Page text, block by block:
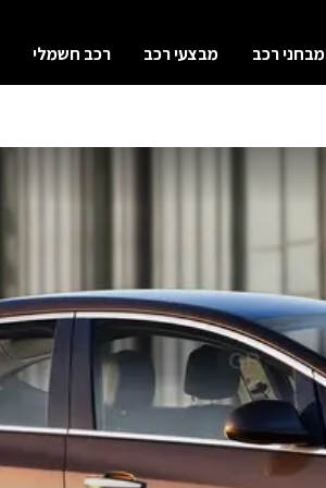
מבחני רכב מבצעי רכב רכב חשמלי